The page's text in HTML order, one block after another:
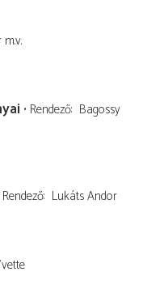
m.v.
Rendező Bagossy
Rendező Lukáts Andor